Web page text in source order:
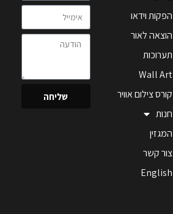
הפקות וידאו
הוצאה לאור
תערוכות
Wall Art
קורס צילום אוויר
חנות
המגזין
צור קשר
English
שליחה